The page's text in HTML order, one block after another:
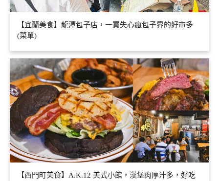
【宜蘭美食】龍潭包子店，一買失心瘋包子界的好市多
(菜單)
【西門町美食】A.K.12 美式小館，漢堡肉厚汁多，好吃